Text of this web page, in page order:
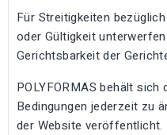
Für Streitigkeiten
oder Gültigkeit
Gerichtsbarkeit der
POLYFORMAS behält
Bedingungen jederzeit zu
der Website veröffentlicht.